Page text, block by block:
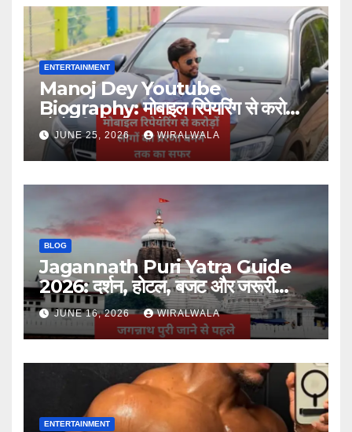
ENTERTAINMENT
Manoj Dey Youtube
Biography: मोबाइल रिपेयरिंग से करोड़ों
लोगों की प्रेरणा बनने तक का सफर
JUNE 25, 2026 WIRALWALA
BLOG
Jagannath Puri Yatra Guide
2026: दर्शन, होटल, बजट और जरूरी
जानकारी
JUNE 16, 2026 WIRALWALA
ENTERTAINMENT